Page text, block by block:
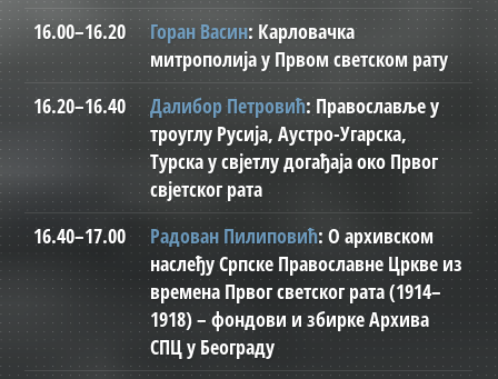
16.00–16.20
Горан Васин: Карловачка
митрополија у Првом светском рату
16.20–16.40
Далибор Петровић: Православље у
троуглу Русија, Аустро-Угарска,
Турска у свјетлу догађаја око Првог
свјетског рата
16.40–17.00
Радован Пилиповић: О архивском
наслеђу Српске Православне Цркве из
времена Првог светског рата (1914–
1918) – фондови и збирке Архива
СПЦ у Београду